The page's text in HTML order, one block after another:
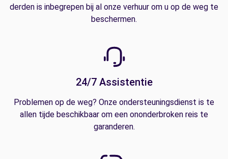
derden is inbegrepen bij al onze verhuur om u op de weg te
beschermen.
24/7 Assistentie
Problemen op de weg? Onze ondersteuningsdienst is te
allen tijde beschikbaar om een ononderbroken reis te
garanderen.